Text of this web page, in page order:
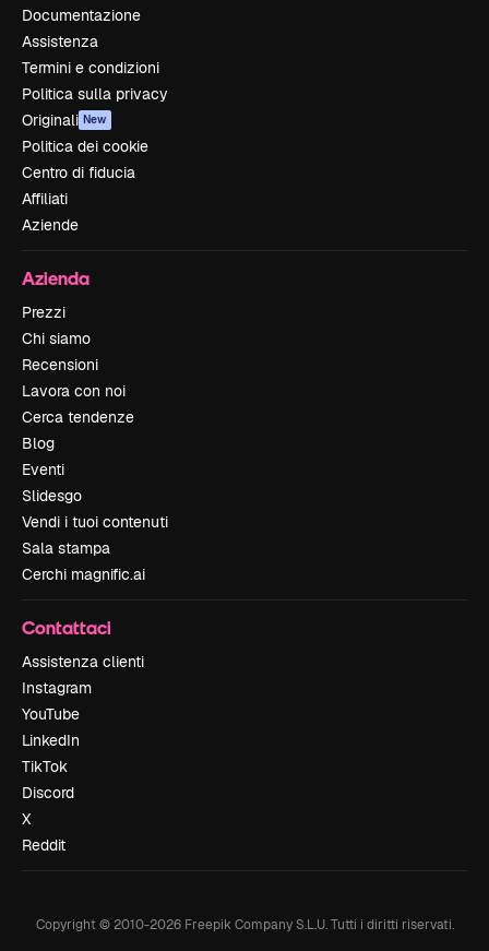
Documentazione
Assistenza
Termini e condizioni
Politica sulla privacy
Originali New
Politica dei cookie
Centro di fiducia
Affiliati
Aziende
Azienda
Prezzi
Chi siamo
Recensioni
Lavora con noi
Cerca tendenze
Blog
Eventi
Slidesgo
Vendi i tuoi contenuti
Sala stampa
Cerchi magnific.ai
Contattaci
Assistenza clienti
Instagram
YouTube
LinkedIn
TikTok
Discord
X
Reddit
Copyright © 2010-2026Freepik Company S.L.U. Tutti i diritti riservati.